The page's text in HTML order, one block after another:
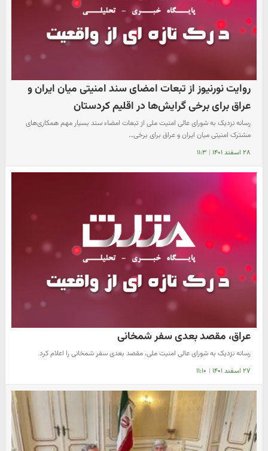
روایت نورنیوز از تبعات امضای سند امنیتی میان ایران و
عراق برای برخی گرایش‌ها در اقلیم کردستان
رسانه نزدیک به شورای عالی امنیت ملی از تبعات امضاء سند بسیار مهم همکاری‌های
مشترک امنیتی میان ایران و عراق برای برخی…
۲۸ اسفند ۱۴۰۱ | ۱۱:۳
عراق، مقصد بعدی سفر شمخانی
رسانه نزدیک به شورای عالی امنیت ملی، مقصد بعدی سفر شمخانی را اعلام کرد.
۲۷ اسفند ۱۴۰۱ | ۱۱:۱۰